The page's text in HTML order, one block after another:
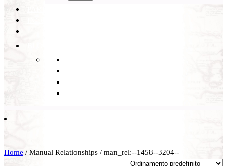
Home / Manual Relationships / man_rel:--1458--3204--